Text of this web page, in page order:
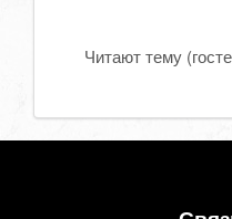
Читают тему